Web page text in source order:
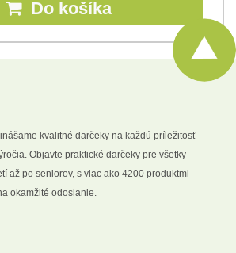
Do košíka
kvalitné darčeky na každú príležitosť -
Objavte praktické darčeky pre všetky
až po seniorov, s viac ako 4200 produktmi
okamžité odoslanie.